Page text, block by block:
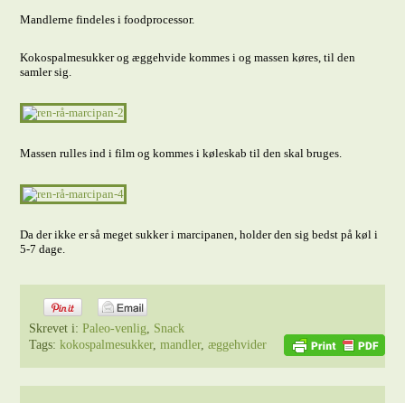
Mandlerne findeles i foodprocessor.
Kokospalmesukker og æggehvide kommes i og massen køres, til den
samler sig.
Massen rulles ind i film og kommes i køleskab til den skal bruges.
Da der ikke er så meget sukker i marcipanen, holder den sig bedst på køl i
5-7 dage.
Skrevet i:Paleo-venlig, Snack
Tags:kokospalmesukker,mandler,æggehvider